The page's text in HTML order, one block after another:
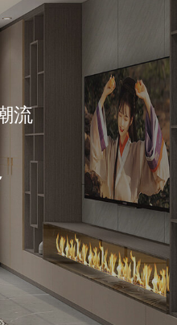
衣帽间
鞋柜系列
发展历程
家具定制厂家
流